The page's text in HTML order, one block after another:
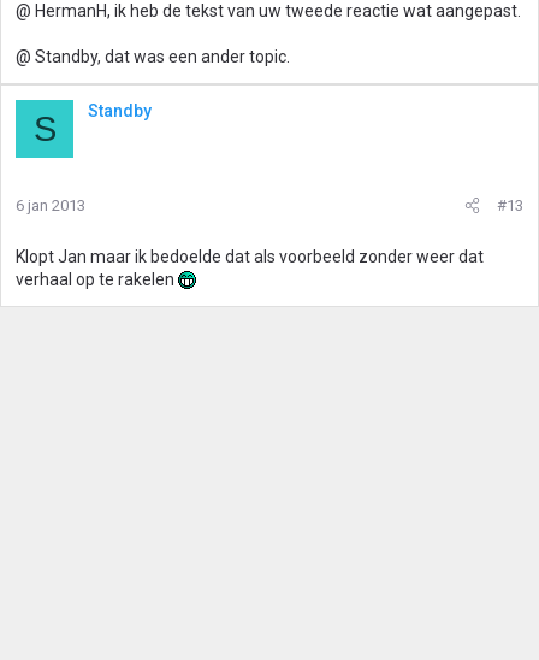
@ HermanH, ik heb de tekst van uw tweede reactie wat aangepast.
@ Standby, dat was een ander topic.
S Standby
6 jan 2013 #13
Klopt Jan maar ik bedoelde dat als voorbeeld zonder weer dat
verhaal op te rakelen